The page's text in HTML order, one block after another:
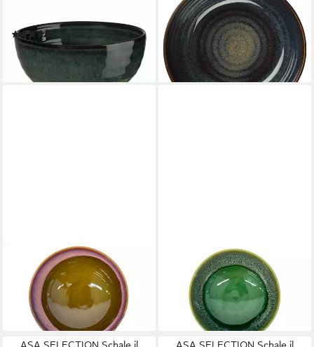
cm, Steinzeug
ab 23,16 €
lieferbar - in 2-3 Werktagen bei dir
Schale COPPA Poke Bowl
quinoa 18 cm, Steinzeug,
(Poke Bowls), Geschirr
ab 19,16 €
lieferbar - in 2-3 Werktagen bei dir
ASA SELECTION
Schale il capriccio Schale viola
17cm, Steinzeug, (Schalen)
17,84 €
lieferbar - in 2-3 Werktagen bei dir
ASA SELECTION
Schale il capriccio Schale jade
17cm, Steinzeug, (Schalen)
17,84 €
lieferbar - in 2-3 Werktagen bei dir